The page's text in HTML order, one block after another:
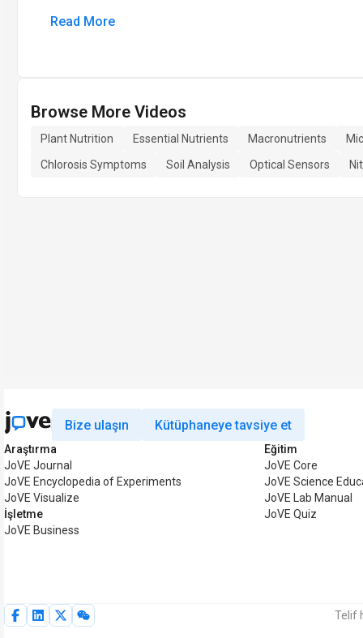
Read More
Browse More Videos
Plant Nutrition Essential Nutrients Macronutrients
Chlorosis Symptoms
Soil Analysis Optical Sensors
Bize ulaşın Kütüphaneye tavsiye et
Araştırma
JoVE Journal
JoVE Encyclopedia of Experiments
JoVE Visualize
İşletme
JoVE Business
Eğitim
JoVE Core
JoVE Science
JoVE Lab Manual
JoVE Quiz
Telif